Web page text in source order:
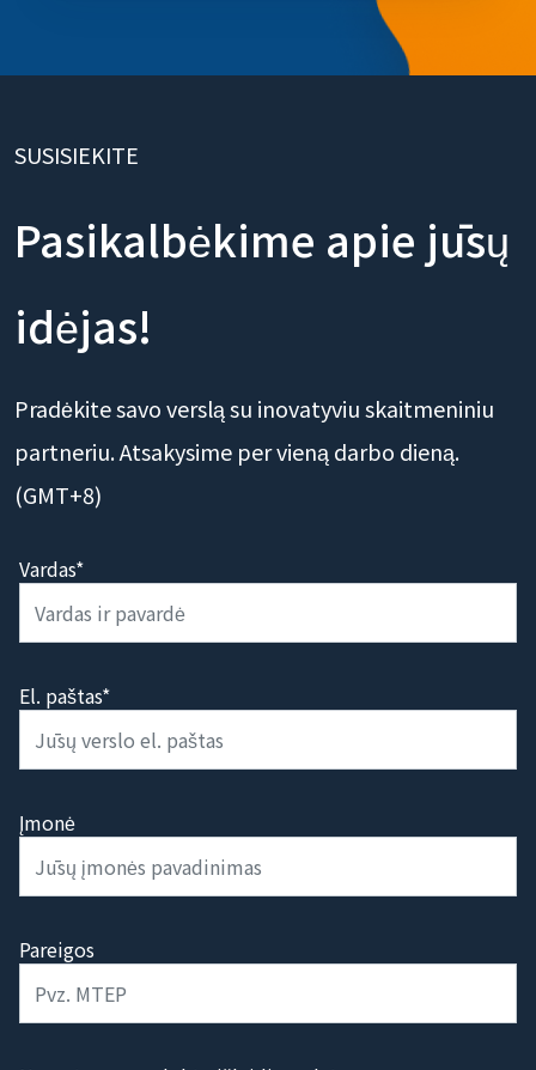
SUSISIEKITE
Pasikalbėkime apie jūsų
idėjas!
Pradėkite savo verslą su inovatyviu skaitmeniniu
partneriu. Atsakysime per vieną darbo dieną.
(GMT+8)
Vardas*
El. paštas*
Įmonė
Pareigos